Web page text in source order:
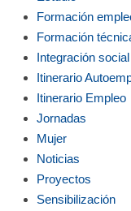
Formación
Formación
Integración social
Itinerario
Itinerario Empleo
Jornadas
Mujer
Noticias
Proyectos
Sensibilización